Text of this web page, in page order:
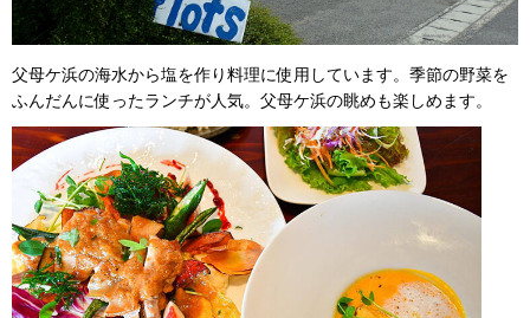
父母ケ浜の海水から塩を作り料理に使用しています。季節の野菜を
ふんだんに使ったランチが人気。父母ケ浜の眺めも楽しめます。